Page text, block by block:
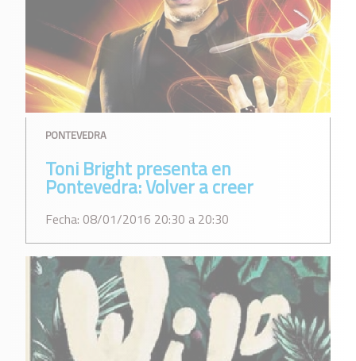
PONTEVEDRA
Toni Bright presenta en
Pontevedra: Volver a creer
Fecha: 08/01/2016 20:30 a 20:30